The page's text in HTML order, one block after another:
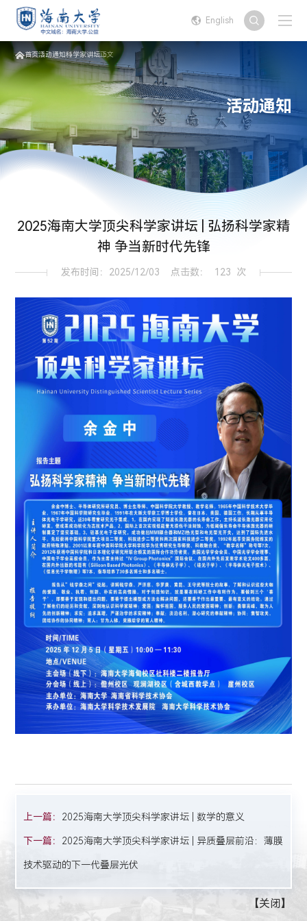
English
首页活动通知科学家讲坛正文
活动通知
2025海南大学顶尖科学家讲坛 | 弘扬科学家精
神 争当新时代先锋
发布时间：2025/12/03 点击数： 123 次
上一篇： 2025海南大学顶尖科学家讲坛 | 数学的意义
下一篇： 2025海南大学顶尖科学家讲坛 | 异质叠层前沿：薄膜
技术驱动的下一代叠层光伏
【关闭】